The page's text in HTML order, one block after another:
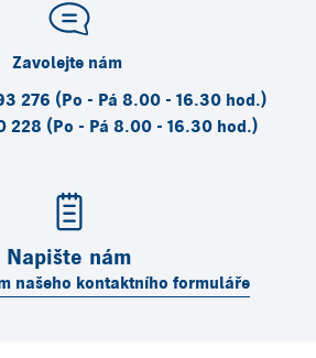
Zavolejte nám
276 (Po - Pá 8.00 - 16.30 hod.)
228 (Po - Pá 8.00 - 16.30 hod.)
Napište nám
našeho kontaktního formuláře